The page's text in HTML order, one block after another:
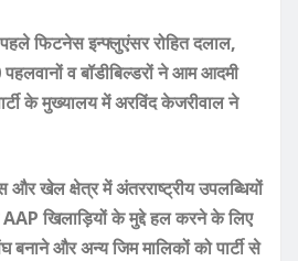
फिटनेस इन्फ्लुएंसर रोहित दलाल,
व बॉडीबिल्डरों ने आम आदमी
के मुख्यालय में अरविंद केजरीवाल ने
खेल क्षेत्र में अंतरराष्ट्रीय उपलब्धियों
खिलाड़ियों के मुद्दे हल करने के लिए
बनाने और अन्य जिम मालिकों को पार्टी से